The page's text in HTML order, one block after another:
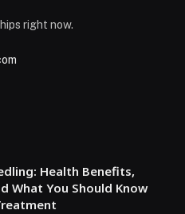
right now.
Health Benefits,
What You Should Know